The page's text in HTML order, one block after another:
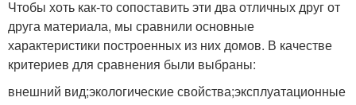
Чтобы хоть как-то сопоставить эти два отличных друг от
друга материала, мы сравнили основные
характеристики построенных из них домов. В качестве
критериев для сравнения были выбраны:
внешний вид;экологические свойства;эксплуатационные